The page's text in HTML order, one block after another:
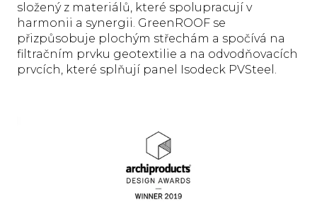
složený z materiálů, které spolupracují v
harmonii a synergii. GreenROOF se
přizpůsobuje plochým střechám a spočívá na
filtračním prvku geotextilie a na odvodňovacích
prvcích, které splňují panel Isodeck PVSteel.